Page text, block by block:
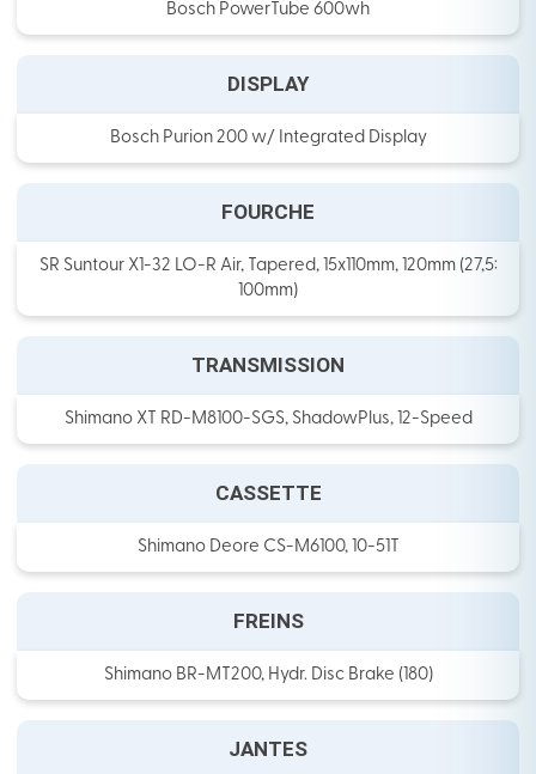
Bosch PowerTube 600wh
DISPLAY
Bosch Purion 200 w/ Integrated Display
FOURCHE
SR Suntour X1-32 LO-R Air, Tapered, 15x110mm, 120mm (27,5:
100mm)
TRANSMISSION
Shimano XT RD-M8100-SGS, ShadowPlus, 12-Speed
CASSETTE
Shimano Deore CS-M6100, 10-51T
FREINS
Shimano BR-MT200, Hydr. Disc Brake (180)
JANTES